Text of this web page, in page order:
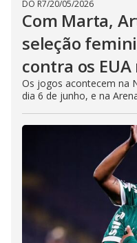
DO R7/20/05/2026
Com Marta,
seleção
contra os
Os jogos acontecem na
dia 6 de junho, e na